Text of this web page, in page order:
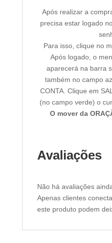
Após realizar a
precisa estar logado
Para isso, clique no
Após logado, o
aparecerá na barra
também no campo
CONTA. Clique em
(no campo verde) o
O mover da
Avaliações
Não há avaliações
Apenas clientes
este produto podem